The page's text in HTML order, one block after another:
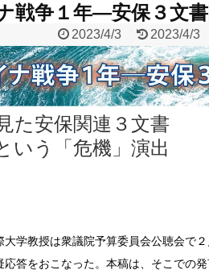
戦争１年―安保３文
2023/4/3 2023/4/3
た安保関連３文書
いう「危機」演出
学教授は衆議院予算委員会公聴会で２
応答をおこなった。本稿は、そこでの発